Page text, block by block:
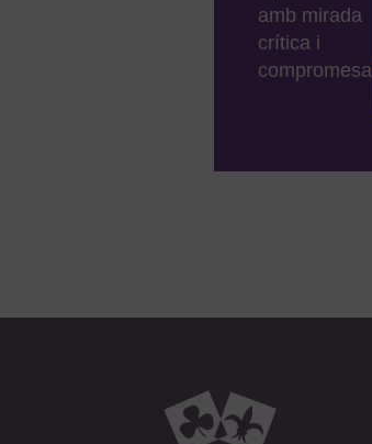
amb mirada
crítica i
compromesa